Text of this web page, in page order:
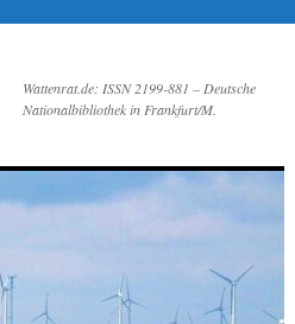
Wattenrat.de: ISSN 2199-881 – Deutsche
Nationalbibliothek in Frankfurt/M.